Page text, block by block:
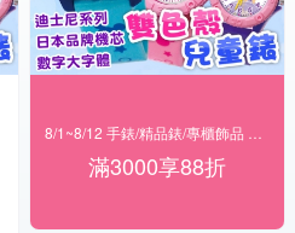
滿3000享88折